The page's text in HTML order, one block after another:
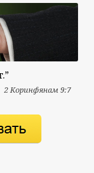
2 Коринфянам 9:7